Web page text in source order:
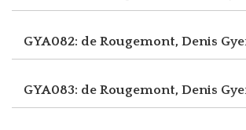
GYA082: de Rougemont, Denis
GYA083: de Rougemont, Denis